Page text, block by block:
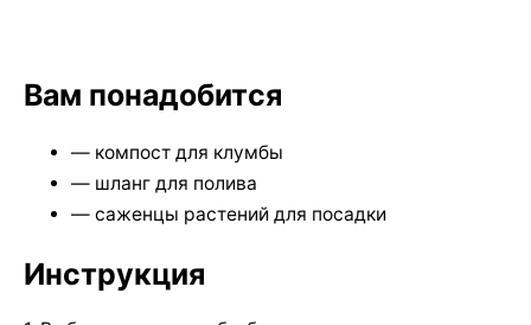
Вам понадобится
— компост для клумбы
— шланг для полива
— саженцы растений для посадки
Инструкция